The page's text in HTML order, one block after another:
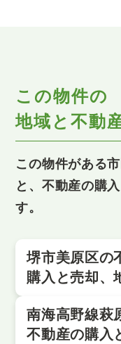
この物件の
地域と不動
この物件がある
と、不動産の購
す。
堺市美原区の
購入と売却、
南海高野線萩
不動産の購入